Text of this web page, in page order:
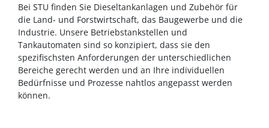
Bei STU finden Sie Dieseltankanlagen und Zubehör für
die Land- und Forstwirtschaft, das Baugewerbe und die
Industrie. Unsere Betriebstankstellen und
Tankautomaten sind so konzipiert, dass sie den
spezifischsten Anforderungen der unterschiedlichen
Bereiche gerecht werden und an Ihre individuellen
Bedürfnisse und Prozesse nahtlos angepasst werden
können.